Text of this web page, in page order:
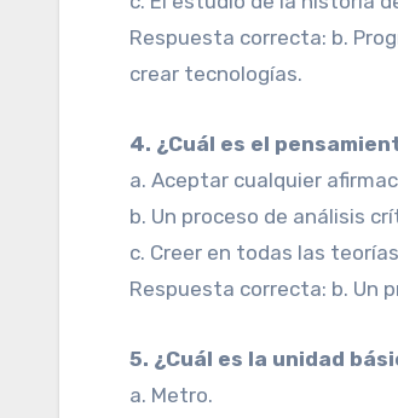
Respuesta correcta: b.
crear tecnologías.
4. ¿Cuál es el
a. Aceptar cualquier
b. Un proceso de análisis
c. Creer en todas las
Respuesta correcta: b. Un
5. ¿Cuál es la unidad
a. Metro.